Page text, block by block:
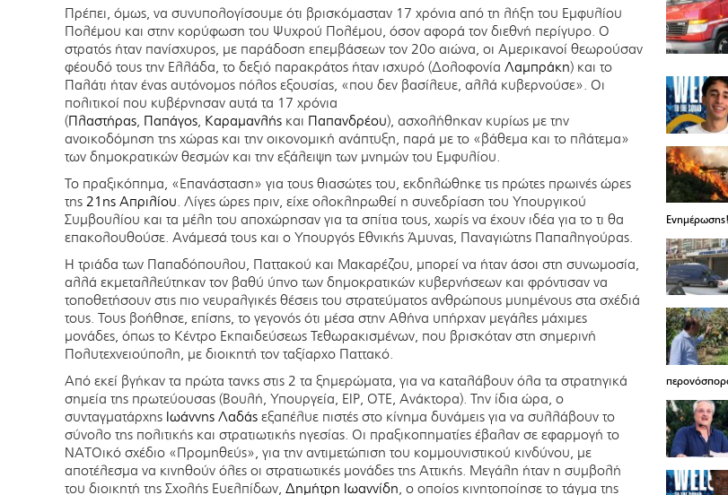
Πρέπει, όμως, να συνυπολογίσουμε ότι βρισκόμασταν 17 χρόνια από τη λήξη του Εμφυλίου
Πολέμου και στην κορύφωση του Ψυχρού Πολέμου, όσον αφορά τον διεθνή περίγυρο. Ο
στρατός ήταν πανίσχυρος, με παράδοση επεμβάσεων τον 20ο αιώνα, οι Αμερικανοί θεωρούσαν
φέουδό τους την Ελλάδα, το δεξιό παρακράτος ήταν ισχυρό (Δολοφονία Λαμπράκη) και το
Παλάτι ήταν ένας αυτόνομος πόλος εξουσίας, «που δεν βασίλευε, αλλά κυβερνούσε». Οι
πολιτικοί που κυβέρνησαν αυτά τα 17 χρόνια
(Πλαστήρας, Παπάγος, Καραμανλής και Παπανδρέου), ασχολήθηκαν κυρίως με την
ανοικοδόμηση της χώρας και την οικονομική ανάπτυξη, παρά με το «βάθεμα και το πλάτεμα»
των δημοκρατικών θεσμών και την εξάλειψη των μνημών του Εμφυλίου.
Το πραξικόπημα, «Επανάσταση» για τους θιασώτες του, εκδηλώθηκε τις πρώτες πρωινές ώρες
της 21ης Απριλίου. Λίγες ώρες πριν, είχε ολοκληρωθεί η συνεδρίαση του Υπουργικού
Συμβουλίου και τα μέλη του αποχώρησαν για τα σπίτια τους, χωρίς να έχουν ιδέα για το τι θα
επακολουθούσε. Ανάμεσά τους και ο Υπουργός Εθνικής Άμυνας, Παναγιώτης Παπαληγούρας.
Η τριάδα των Παπαδόπουλου, Παττακού και Μακαρέζου, μπορεί να ήταν άσοι στη συνωμοσία,
αλλά εκμεταλλεύτηκαν τον βαθύ ύπνο των δημοκρατικών κυβερνήσεων και φρόντισαν να
τοποθετήσουν στις πιο νευραλγικές θέσεις του στρατεύματος ανθρώπους μυημένους στα σχέδιά
τους. Τους βοήθησε, επίσης, το γεγονός ότι μέσα στην Αθήνα υπήρχαν μεγάλες μάχιμες
μονάδες, όπως το Κέντρο Εκπαιδεύσεως Τεθωρακισμένων, που βρισκόταν στη σημερινή
Πολυτεχνειούπολη, με διοικητή τον ταξίαρχο Παττακό.
Από εκεί βγήκαν τα πρώτα τανκς στις 2 τα ξημερώματα, για να καταλάβουν όλα τα στρατηγικά
σημεία της πρωτεύουσας (Βουλή, Υπουργεία, ΕΙΡ, ΟΤΕ, Ανάκτορα). Την ίδια ώρα, ο
συνταγματάρχης Ιωάννης Λαδάς εξαπέλυε πιστές στο κίνημα δυνάμεις για να συλλάβουν το
σύνολο της πολιτικής και στρατιωτικής ηγεσίας. Οι πραξικοπηματίες έβαλαν σε εφαρμογή το
ΝΑΤΟικό σχέδιο «Προμηθεύς», για την αντιμετώπιση του κομμουνιστικού κινδύνου, με
αποτέλεσμα να κινηθούν όλες οι στρατιωτικές μονάδες της Αττικής. Μεγάλη ήταν η συμβολή
του διοικητή της Σχολής Ευελπίδων, Δημήτρη Ιωαννίδη, ο οποίος κινητοποίησε το τάγμα της
Ενημέρωσης!